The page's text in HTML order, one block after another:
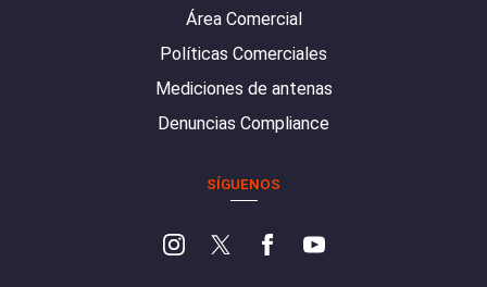
Área Comercial
Políticas Comerciales
Mediciones de antenas
Denuncias Compliance
SÍGUENOS